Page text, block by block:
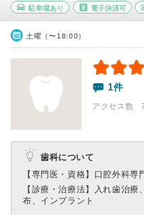
駐車場あり 電子決済可
土曜（〜18:00）
1件
アクセス数
歯科について
【専門医・資格】 口腔外科専
【診療・治療法】
入れ歯治療
布、インプラント